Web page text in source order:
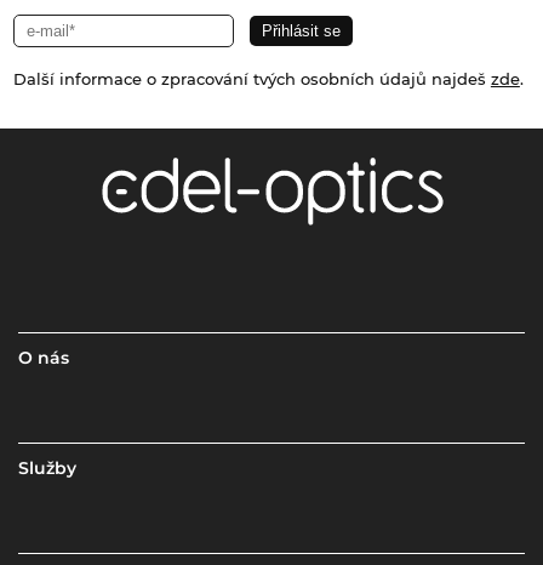
Další informace o zpracování tvých osobních údajů najdeš zde.
O nás
Služby